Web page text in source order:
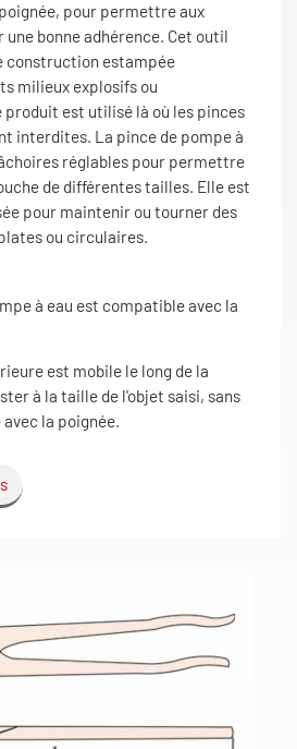
pour permettre aux
bonne adhérence. Cet outil
construction estampée
milieux explosifs ou
est utilisé là où les pinces
interdites. La pince de pompe à
réglables pour permettre
de différentes tailles. Elle est
pour maintenir ou tourner des
ou circulaires.
à eau est compatible avec la
est mobile le long de la
à la taille de l'objet saisi, sans
la poignée.